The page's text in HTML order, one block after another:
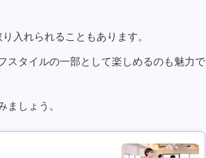
入れられることもあります。
スタイルの一部として楽しめるのも魅力で
しょう。